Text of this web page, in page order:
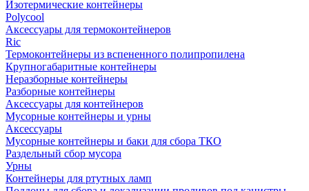
Изотермические контейнеры
Polycool
Аксессуары для термоконтейнеров
Ric
Термоконтейнеры из вспененного полипропилена
Крупногабаритные контейнеры
Неразборные контейнеры
Разборные контейнеры
Аксессуары для контейнеров
Мусорные контейнеры и урны
Аксессуары
Мусорные контейнеры и баки для сбора ТКО
Раздельный сбор мусора
Урны
Контейнеры для ртутных ламп